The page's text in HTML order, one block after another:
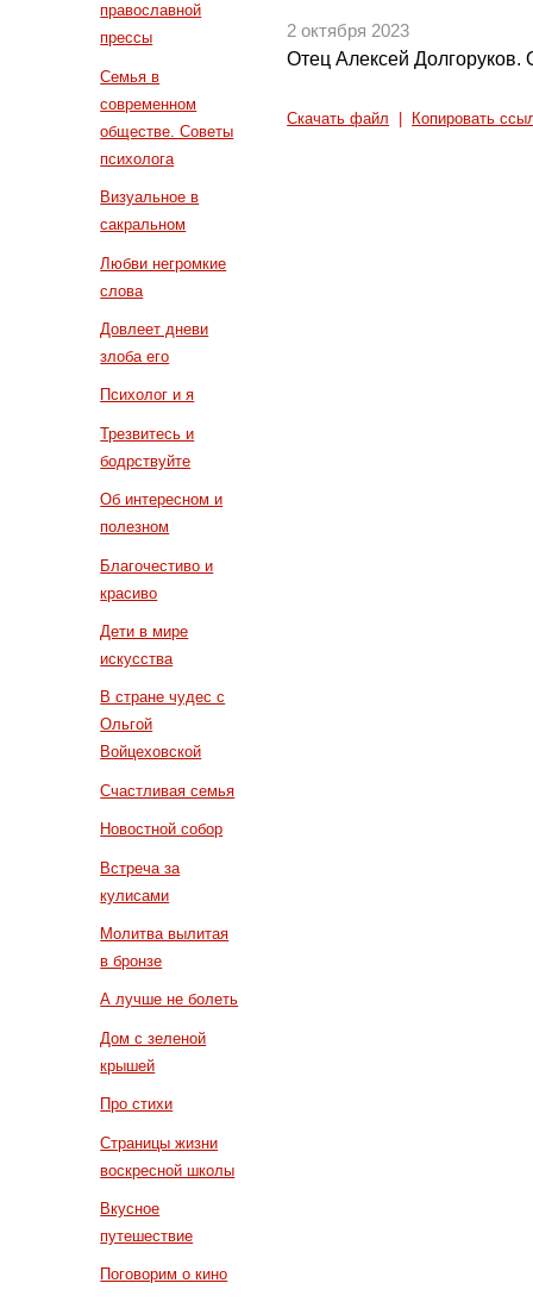
православной
прессы
Семья в
современном
обществе. Советы
психолога
Визуальное в
сакральном
Любви негромкие
слова
Довлеет дневи
злоба его
Психолог и я
Трезвитесь и
бодрствуйте
Об интересном и
полезном
Благочестиво и
красиво
Дети в мире
искусства
В стране чудес с
Ольгой
Войцеховской
Счастливая семья
Новостной собор
Встреча за
кулисами
Молитва вылитая
в бронзе
А лучше не болеть
Дом с зеленой
крышей
Про стихи
Страницы жизни
воскресной школы
Вкусное
путешествие
Поговорим о кино
2 октября 2023
Отец Алексей Долгоруков.
Скачать файл Копировать